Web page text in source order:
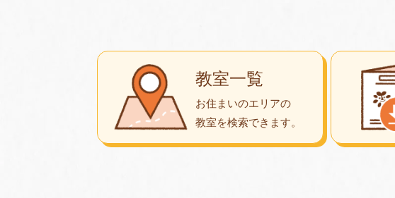
教室一覧
お住まいのエリアの
教室を検索できます。